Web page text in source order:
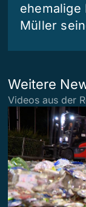
ehemalige
Müller
Weitere
Videos aus der